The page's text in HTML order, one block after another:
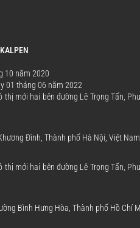
10 năm 2020
01 tháng 06 năm 2022
thị mới hai bên đường Lê Trọng Tấn,
Đình, Thành phố Hà Nội, Việt Nam.
thị mới hai bên đường Lê Trọng Tấn,
Bình Hưng Hòa, Thành phố Hồ Chí